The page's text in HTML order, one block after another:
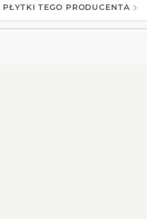
TEGO PRODUCENTA